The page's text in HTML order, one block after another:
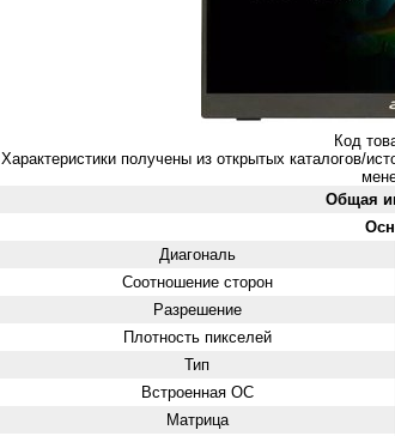
Код
Характеристики получены из открытых каталогов/
Общая
Диагональ
Соотношение сторон
Разрешение
Плотность пикселей
Тип
Встроенная ОС
Матрица